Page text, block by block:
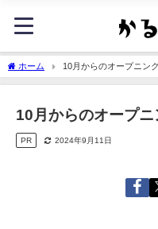
ホーム 10月からのオープニン
10月からのオープニ
PR 2024年9月11日